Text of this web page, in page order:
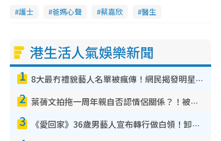
護士 爸媽心聲 蔡嘉欣 醫生
港生活人氣娛樂新聞
1 8大最冇禮貌藝人名單被瘋傳！網民揭發明星真面目 一致數臭呢位係無品天花板？
2 葉蒨文拍拖一周年親自否認情侶關係？！被質疑感情造假竟稱GM「普通同事」
3 《愛回家》36歲男藝人宣布轉行做白領！卸下藝人身份回歸素人平淡生活